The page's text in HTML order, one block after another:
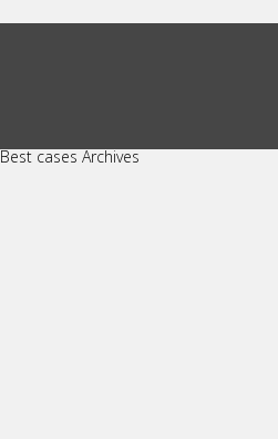
Best cases Archives